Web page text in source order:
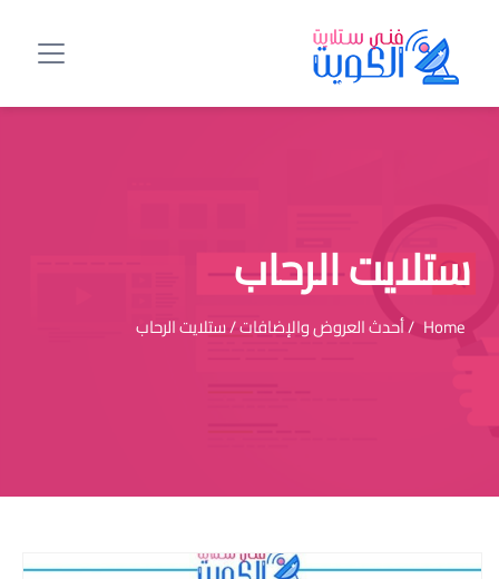
ستلايت الرحاب
Home / أحدث العروض والإضافات / ستلايت الرحاب